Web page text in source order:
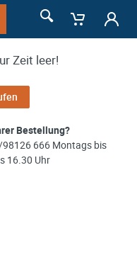
Zeit leer!
Bestellung?
666 Montags bis
16.30 Uhr